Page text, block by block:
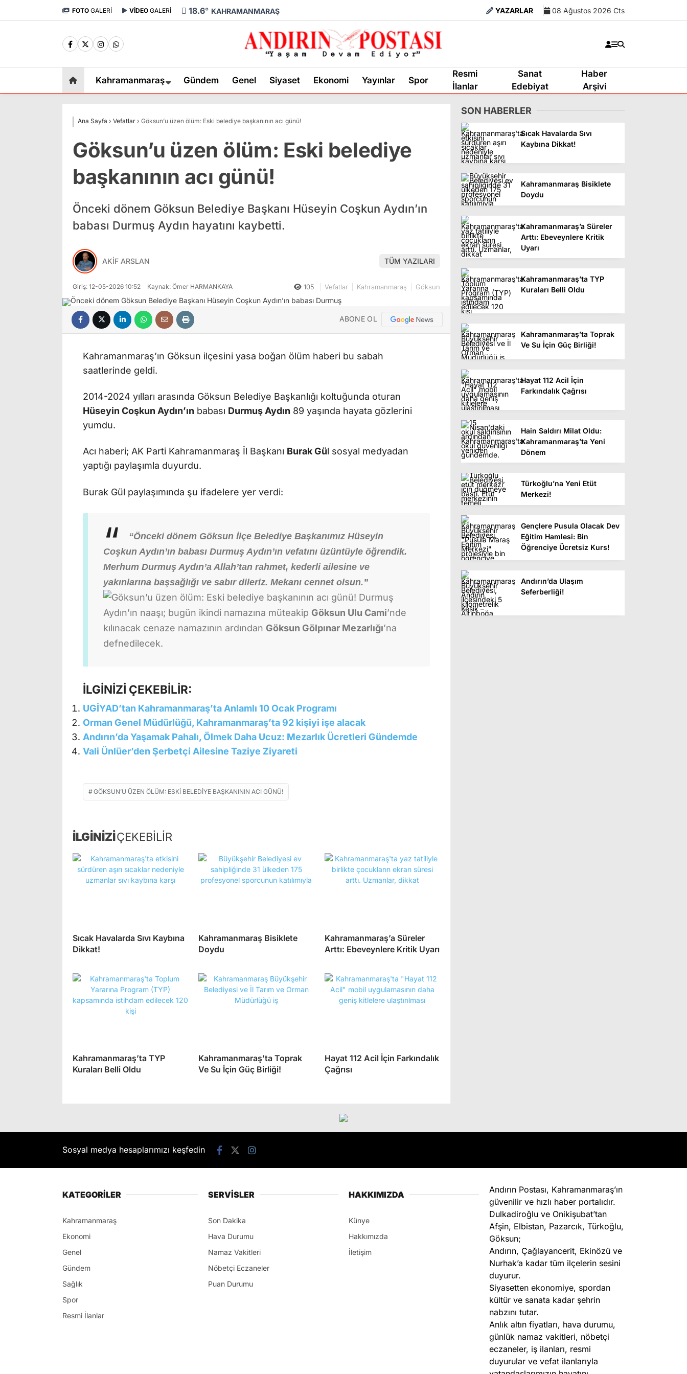
FOTO GALERİ VİDEO GALERİ 18.6° KAHRAMANMARAŞ YAZARLAR 08 Ağustos 2026 Cts
Kahramanmaraş Gündem Genel Siyaset Ekonomi Yayınlar Spor
Resmi
İlanlar
Sanat
Edebiyat
Haber
Arşivi
Ana Sayfa › Vefatlar › Göksun’u üzen ölüm: Eski belediye başkanının acı günü!
Göksun’u üzen ölüm: Eski belediye
başkanının acı günü!
Önceki dönem Göksun Belediye Başkanı Hüseyin Coşkun Aydın’ın
babası Durmuş Aydın hayatını kaybetti.
AKİF ARSLAN TÜM YAZILARI
Giriş: 12-05-2026 10:52 Kaynak: Ömer HARMANKAYA 105 Vefatlar Kahramanmaraş Göksun
ABONE OL
Kahramanmaraş’ın Göksun ilçesini yasa boğan ölüm haberi bu sabah
saatlerinde geldi.
2014-2024 yılları arasında Göksun Belediye Başkanlığı koltuğunda oturan
Hüseyin Coşkun Aydın’ın babası Durmuş Aydın 89 yaşında hayata gözlerini
yumdu.
Acı haberi; AK Parti Kahramanmaraş İl Başkanı Burak Gül sosyal medyadan
yaptığı paylaşımla duyurdu.
Burak Gül paylaşımında şu ifadelere yer verdi:
“Önceki dönem Göksun İlçe Belediye Başkanımız Hüseyin
Coşkun Aydın’ın babası Durmuş Aydın’ın vefatını üzüntüyle öğrendik.
Merhum Durmuş Aydın’a Allah’tan rahmet, kederli ailesine ve
yakınlarına başsağlığı ve sabır dileriz. Mekanı cennet olsun.”
Durmuş
Aydın’ın naaşı; bugün ikindi namazına müteakip Göksun Ulu Cami’nde
kılınacak cenaze namazının ardından Göksun Gölpınar Mezarlığı’na
defnedilecek.
İLGİNİZİ ÇEKEBİLİR:
UGİYAD’tan Kahramanmaraş’ta Anlamlı 10 Ocak Programı
Orman Genel Müdürlüğü, Kahramanmaraş’ta 92 kişiyi işe alacak
Andırın’da Yaşamak Pahalı, Ölmek Daha Ucuz: Mezarlık Ücretleri Gündemde
Vali Ünlüer’den Şerbetçi Ailesine Taziye Ziyareti
GÖKSUN’U ÜZEN ÖLÜM: ESKI BELEDIYE BAŞKANININ ACI GÜNÜ!
İLGİNİZİÇEKEBİLİR
Sıcak Havalarda Sıvı Kaybına
Dikkat!
Kahramanmaraş Bisiklete
Doydu
Kahramanmaraş’a Süreler
Arttı: Ebeveynlere Kritik Uyarı
Kahramanmaraş’ta TYP
Kuraları Belli Oldu
Kahramanmaraş’ta Toprak
Ve Su İçin Güç Birliği!
Hayat 112 Acil İçin Farkındalık
Çağrısı
SON HABERLER
Sıcak Havalarda Sıvı
Kaybına Dikkat!
Kahramanmaraş Bisiklete
Doydu
Kahramanmaraş’a Süreler
Arttı: Ebeveynlere Kritik
Uyarı
Kahramanmaraş’ta TYP
Kuraları Belli Oldu
Kahramanmaraş’ta Toprak
Ve Su İçin Güç Birliği!
Hayat 112 Acil İçin
Farkındalık Çağrısı
Hain Saldırı Milat Oldu:
Kahramanmaraş’ta Yeni
Dönem
Türkoğlu’na Yeni Etüt
Merkezi!
Gençlere Pusula Olacak Dev
Eğitim Hamlesi: Bin
Öğrenciye Ücretsiz Kurs!
Andırın’da Ulaşım
Seferberliği!
Sosyal medya hesaplarımızı keşfedin
KATEGORİLER
Kahramanmaraş
Ekonomi
Genel
Gündem
Sağlık
Spor
Resmi İlanlar
SERVİSLER
Son Dakika
Hava Durumu
Namaz Vakitleri
Nöbetçi Eczaneler
Puan Durumu
HAKKIMIZDA
Künye
Hakkımızda
İletişim
Andırın Postası, Kahramanmaraş’ın
güvenilir ve hızlı haber portalıdır.
Dulkadiroğlu ve Onikişubat’tan
Afşin, Elbistan, Pazarcık, Türkoğlu,
Göksun;
Andırın, Çağlayancerit, Ekinözü ve
Nurhak’a kadar tüm ilçelerin sesini
duyurur.
Siyasetten ekonomiye, spordan
kültür ve sanata kadar şehrin
nabzını tutar.
Anlık altın fiyatları, hava durumu,
günlük namaz vakitleri, nöbetçi
eczaneler, iş ilanları, resmi
duyurular ve vefat ilanlarıyla